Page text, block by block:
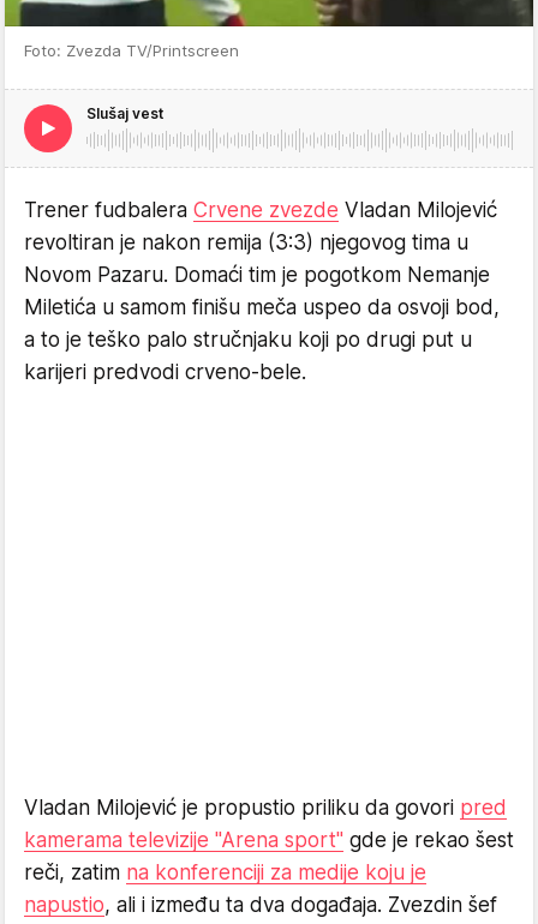
Foto: Zvezda TV/Printscreen
Slušaj vest
Trener fudbalera Crvene zvezde Vladan Milojević
revoltiran je nakon remija (3:3) njegovog tima u
Novom Pazaru. Domaći tim je pogotkom Nemanje
Miletića u samom finišu meča uspeo da osvoji bod,
a to je teško palo stručnjaku koji po drugi put u
karijeri predvodi crveno-bele.
Vladan Milojević je propustio priliku da govori pred
kamerama televizije "Arena sport" gde je rekao šest
reči, zatim na konferenciji za medije koju je
napustio, ali i između ta dva događaja. Zvezdin šef